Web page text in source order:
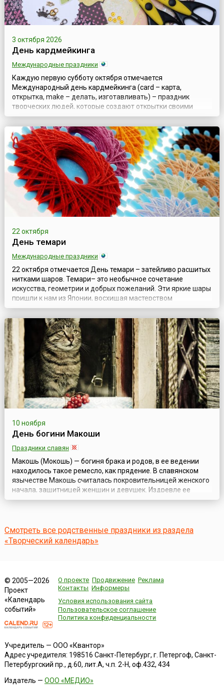
3 октября 2026
День кардмейкинга
Международные праздники
Каждую первую субботу октября отмечается
Международный день кардмейкинга (card – карта,
открытка, make – делать, изготавливать) – праздник
творческих людей, которые создают открытки своими
руками. Он объединяет мастеров по всему миру и
напоминает о простом, но очень важном – передавать
эмоции гораздо приятнее через материальное послание, а
не через безликий экран.История праздника началась в 2...
22 октября
День темари
Международные праздники
22 октября отмечается День темари – затейливо расшитых
нитками шаров. Темари– это необычное сочетание
искусства, геометрии и добрых пожеланий. Эти яркие шары
пришли к нам из Японии, восхищая мастерством
исполнения и философией изготовления. Цвета и узоры
имеют в темари особое значение, превращая просто
красивый шарик в настоящий восточный
талисман.Считается, что праздник появился в 2019 году с...
10 ноября
День богини Макоши
Праздники славян
Макошь (Мокошь) — богиня брака и родов, в ее ведении
находилось такое ремесло, как прядение. В славянском
язычестве Макошь считалась покровительницей женского
начала, защитницей женщин и девушек. Издревле ее
просили дать легкие роды и здоровых детей.У древних
пятница — связывался со святыми женско...
Смотреть все родственные праздники из раздела
«Творческий календарь»
© 2005—2026
Проект
«Календарь
событий»
О проекте Продвижение Реклама
Контакты Информеры
Условия использования сайта
Пользовательское соглашение
Политика конфиденциальности
Учредитель — ООО «Квантор»
Адрес учредителя: 198516 Санкт-Петербург, г. Петергоф, Санкт-
Петербургский пр., д.60, лит.А, ч.п. 2-Н, оф.432, 434
Издатель — ООО «МЕДИО»